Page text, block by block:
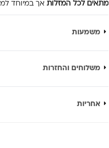
מתאים לכל המזלות אך במיוחד
משמעות
משלוחים והחזרות
אחריות